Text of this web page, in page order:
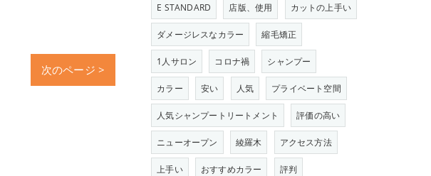
次のページ >
E STANDARD 店版、使用 カットの上手い
ダメージレスなカラー 縮毛矯正
1人サロン コロナ禍 シャンプー
カラー 安い 人気 プライベート空間
人気シャンプートリートメント 評価の高い
ニューオープン 綾羅木 アクセス方法
上手い おすすめカラー 評判